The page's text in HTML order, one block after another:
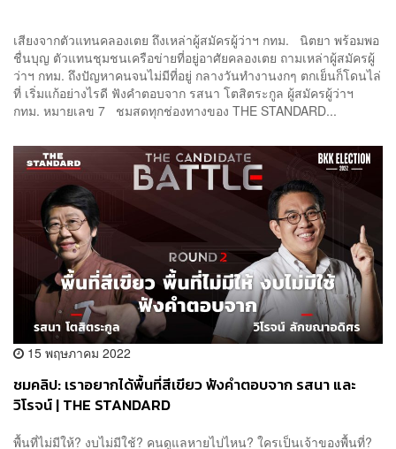
เสียงจากตัวแทนคลองเตย ถึงเหล่าผู้สมัครผู้ว่าฯ กทม. นิตยา พร้อมพอ
ชื่นบุญ ตัวแทนชุมชนเครือข่ายที่อยู่อาศัยคลองเตย ถามเหล่าผู้สมัครผู้
ว่าฯ กทม. ถึงปัญหาคนจนไม่มีที่อยู่ กลางวันทำงานงกๆ ตกเย็นก็โดนไล่
ที่ เริ่มแก้อย่างไรดี ฟังคำตอบจาก รสนา โตสิตระกูล ผู้สมัครผู้ว่าฯ
กทม. หมายเลข 7 ชมสดทุกช่องทางของ THE STANDARD...
15 พฤษภาคม 2022
ชมคลิป: เราอยากได้พื้นที่สีเขียว ฟังคำตอบจาก รสนา และ
วิโรจน์ | THE STANDARD
พื้นที่ไม่มีให้? งบไม่มีใช้? คนดูแลหายไปไหน? ใครเป็นเจ้าของพื้นที่?